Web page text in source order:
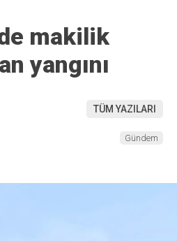
makilik
yangını
TÜM YAZILARI
Gündem